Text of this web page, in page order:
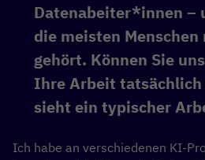
Datenabeiter*innen –
die meisten Menschen
gehört. Können Sie
Ihre Arbeit tatsächlich
sieht ein typischer
Ich habe an verschiedenen KI-